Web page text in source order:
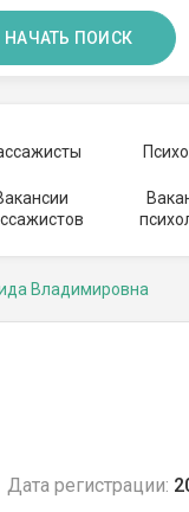
НАЧАТЬ ПОИСК
Владимировна
Дата регистрации: